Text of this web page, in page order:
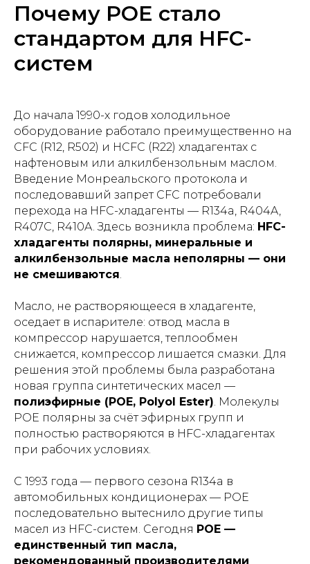
Почему POE стало
стандартом для HFC-
систем
До начала 1990-х годов холодильное
оборудование работало преимущественно на
CFC (R12, R502) и HCFC (R22) хладагентах с
нафтеновым или алкилбензольным маслом.
Введение Монреальского протокола и
последовавший запрет CFC потребовали
перехода на HFC-хладагенты — R134a, R404A,
R407C, R410A. Здесь возникла проблема: HFC-
хладагенты полярны, минеральные и
алкилбензольные масла неполярны — они
не смешиваются.
Масло, не растворяющееся в хладагенте,
оседает в испарителе: отвод масла в
компрессор нарушается, теплообмен
снижается, компрессор лишается смазки. Для
решения этой проблемы была разработана
новая группа синтетических масел —
полиэфирные (POE, Polyol Ester). Молекулы
POE полярны за счёт эфирных групп и
полностью растворяются в HFC-хладагентах
при рабочих условиях.
С 1993 года — первого сезона R134a в
автомобильных кондиционерах — POE
последовательно вытеснило другие типы
масел из HFC-систем. Сегодня POE —
единственный тип масла,
рекомендованный производителями